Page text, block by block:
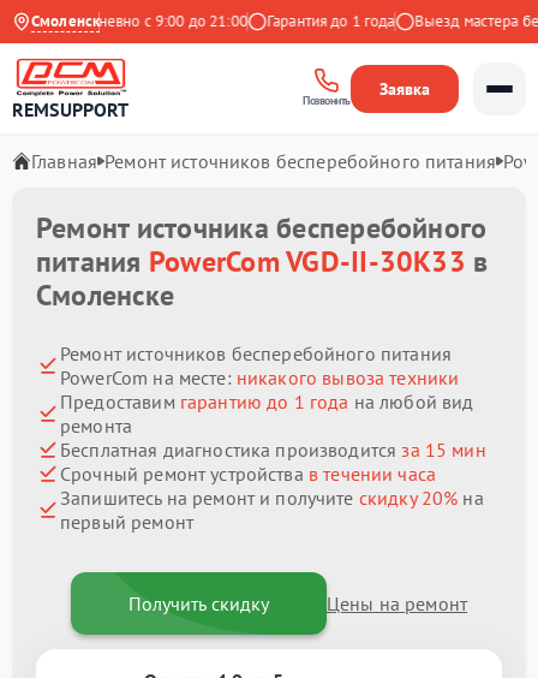
Смоленск
Ежедневно с 9:00 до 21:00 Гарантия до 1 года Выезд мастера
REMSUPPORT Позвонить
Заявка
Главная Ремонт источников бесперебойного питания
Ремонт источника бесперебойного
питания PowerCom VGD-II-30K33 в
Смоленске
Ремонт источников бесперебойного питания
PowerCom на месте: никакого вывоза техники
Предоставим гарантию до 1 года на любой вид
ремонта
Бесплатная диагностика производитсяза 15 мин
Срочный ремонт устройства в течении часа
Запишитесь на ремонт и получите скидку 20% на
первый ремонт
Получить скидку Цены на ремонт